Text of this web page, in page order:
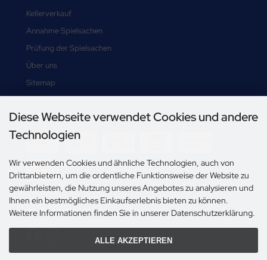
Kellerverkauf
Annahme Spielsachen
Prüfung der Spielsachen
Über uns
Sitemap
Zahlungsmethoden
Social Media
Diese Webseite verwendet Cookies und andere
Technologien
Wir verwenden Cookies und ähnliche Technologien, auch von
Drittanbietern, um die ordentliche Funktionsweise der Website zu
gewährleisten, die Nutzung unseres Angebotes zu analysieren und
Ihnen ein bestmögliches Einkaufserlebnis bieten zu können.
Weitere Informationen finden Sie in unserer Datenschutzerklärung.
ALLE AKZEPTIEREN